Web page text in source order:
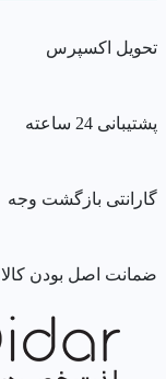
تحویل اکسپرس
پشتیبانی 24 ساعته
گارانتی بازگشت وجه
ضمانت اصل بودن کالا